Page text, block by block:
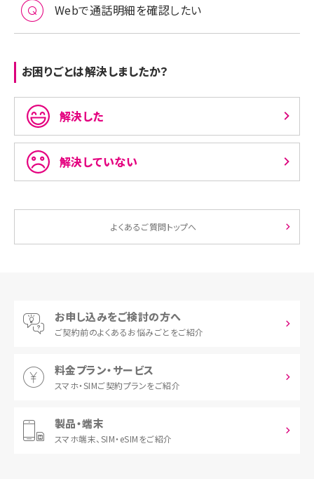
Webで通話明細を確認したい
お困りごとは解決しましたか？
解決した
解決していない
よくあるご質問トップへ
お申し込みをご検討の方へ
ご契約前のよくあるお悩みごとをご紹介
料金プラン・サービス
スマホ・SIMご契約プランをご紹介
製品・端末
スマホ端末、 SIM・eSIMをご紹介